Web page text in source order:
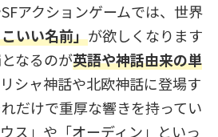
アクションゲームでは、世界
いい名前」が欲しくなります
なるのが英語や神話由来の単
シャ神話や北欧神話に登場す
だけで重厚な響きを持ってい
ス」や「オーディン」といっ